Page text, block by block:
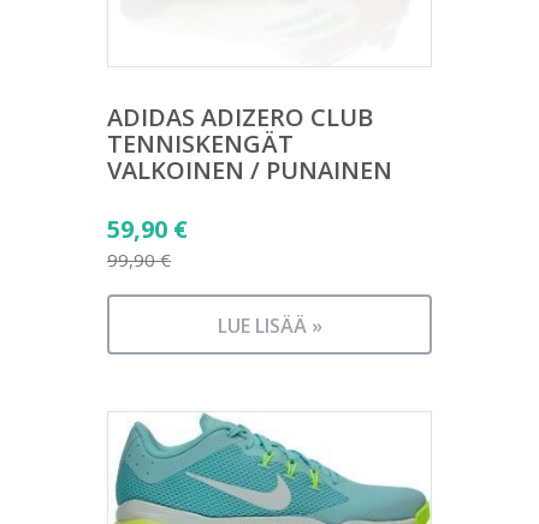
ADIDAS ADIZERO CLUB
TENNISKENGÄT
VALKOINEN / PUNAINEN
99,90€
Alkuperäinen
hinta
oli:
59,90 €
Nykyinen
on:
LUE LISÄÄ »